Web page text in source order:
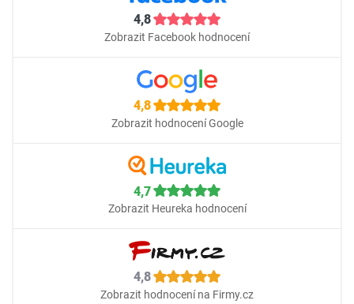
4,8
Zobrazit Facebook hodnocení
4,8
Zobrazit hodnocení Google
4,7
Zobrazit Heureka hodnocení
4,8
Zobrazit hodnocení na Firmy.cz